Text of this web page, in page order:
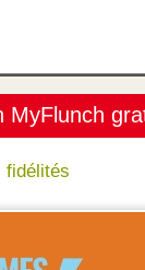
MyFlunch
fidélités